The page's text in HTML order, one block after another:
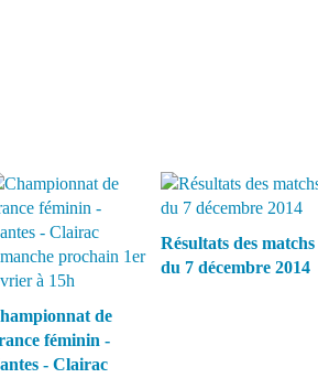
de
féminin -
- Clairac
Résultats des matchs
du 7 décembre 2014